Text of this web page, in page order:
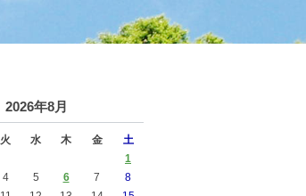
2026年8月
火 水 木 金
土
1
4 5 6 7
8